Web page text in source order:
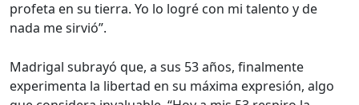
profeta en su tierra. Yo lo logré con mi talento y de
nada me sirvió”.
Madrigal subrayó que, a sus 53 años, finalmente
experimenta la libertad en su máxima expresión, algo